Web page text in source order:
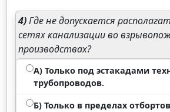
4)Где не допускается
сетях канализации во
производствах?
А) Только под эстакадами
трубопроводов.
Б) Только в пределах